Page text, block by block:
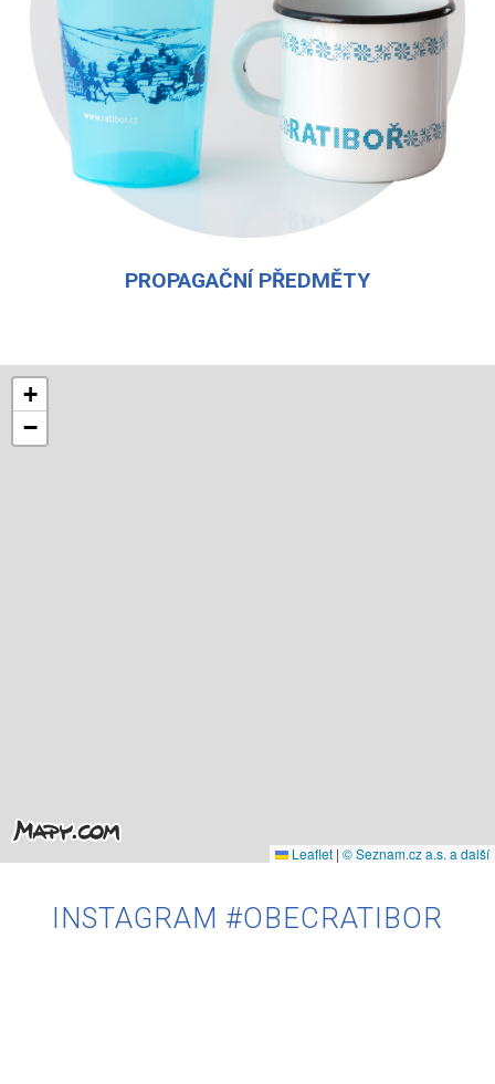
PROPAGAČNÍ PŘEDMĚTY
+
−
Leaflet | © Seznam.cz a.s. a další
INSTAGRAM #OBECRATIBOR